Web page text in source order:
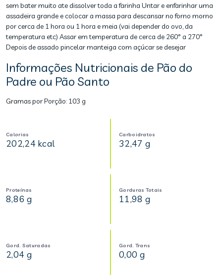
sem bater muito ate dissolver toda a farinha Untar e enfarinhar uma
assadeira grande e colocar a massa para descansar no forno morno
por cerca de 1 hora ou 1 hora e meia (vai depender do ovo, da
temperatura etc) Assar em temperatura de cerca de 260° a 270°
Depois de assado pincelar manteiga com açúcar se desejar
Informações Nutricionais de Pão do
Padre ou Pão Santo
Gramas por Porção: 103 g
Calorias
202,24 kcal
Carboidratos
32,47 g
Proteínas
8,86 g
Gorduras Totais
11,98 g
Gord. Saturadas
2,04 g
Gord. Trans
0,00 g